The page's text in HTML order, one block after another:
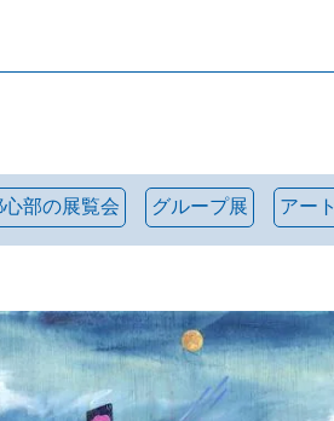
部の展覧会 グループ展 アート